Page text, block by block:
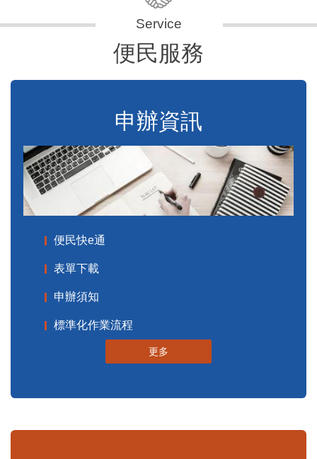
便民服務
申辦資訊
便民快e通
表單下載
申辦須知
標準化作業流程
更多